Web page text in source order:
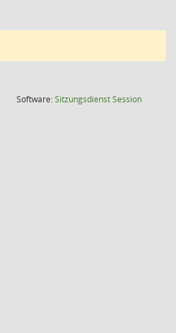
Software:SitzungsdienstSession(Wird in